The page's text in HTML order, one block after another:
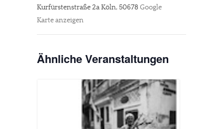
Kurfürstenstraße 2aKöln, 50678 Google
Karte anzeigen
Ähnliche Veranstaltungen